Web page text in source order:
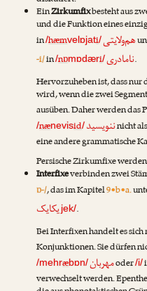
EinZirkumfixbesteht aus
und die Funktion eines
in/hæmvelɒjati/هم‌ولایتی
-i/in/nɒmɒdæri/نامادری.
Hervorzuheben ist, dass
wird, wenn die zwei
ausüben. Daher werden das
/nænevisid/ننویسیدnicht
eine andere grammatische
Persische Zirkumfixe
Interfixeverbinden zwei
ɒ-/, das im Kapitel9•b•a.
jek/یکایک
.
Bei Interfixen handelt es
Konjunktionen. Sie dürfen
/mehræbɒn/مهربانoder/i/
verwechselt werden.